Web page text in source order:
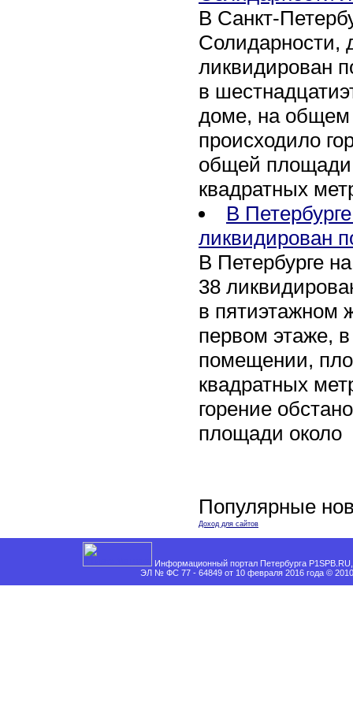
В Санкт-
Солидарности,
ликвидирован
в
доме, на общем
происходило
общей площади
квадратных
В
ликвидирован
В Петербурге
38
в пятиэтажном
первом этаже,
помещении,
квадратных
горение
площади около
Популярные
Доход для сайтов
Информационный портал Петербурга
ЭЛ № ФС 77 - 64849 от 10 февраля 2016 года ©